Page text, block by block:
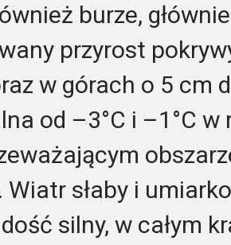
burze,
przyrost
w górach o 5 cm
od –3°C i –1°C
Wiatr słaby i
silny, w całym